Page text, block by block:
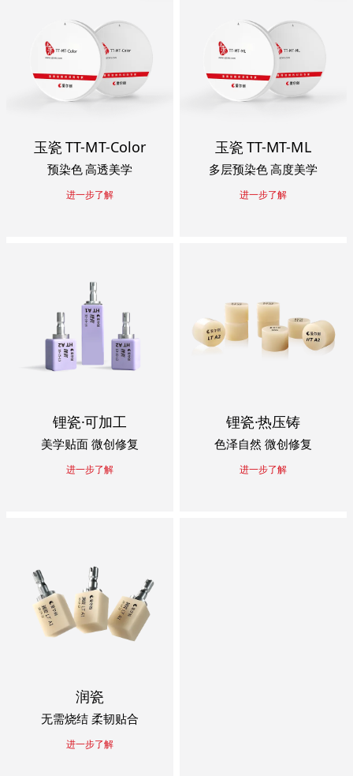
玉瓷 TT-MT-Color
预染色 高透美学
进一步了解
玉瓷 TT-MT-ML
多层预染色 高度美学
进一步了解
锂瓷·可加工
美学贴面 微创修复
进一步了解
锂瓷·热压铸
色泽自然 微创修复
进一步了解
润瓷
无需烧结 柔韧贴合
进一步了解